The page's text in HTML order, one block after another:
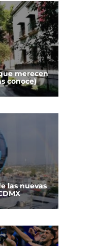
merecen
conoce)
las nuevas